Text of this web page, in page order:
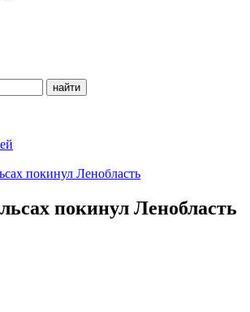
покинул Ленобласть
покинул Ленобласть